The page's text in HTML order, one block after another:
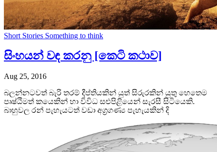
Short Stories Something to think
සිංහයන් වඳ කරනු [කෙටි කථාව]
Aug 25, 2016
බලන්නටවත් බැරි තරම් දීප්තියකින් යුත් සිරුරකින් යුතු හෙතෙම
පෘෂ්ඨිමත් කයෙකින් හා විවිධ සළුපිළියෙන් සැරසී සිටියෙකි.
බාහුවල රන් පැහැයටත් වඩා අග්‍රගණ්‍ය පැහැයකින් දි